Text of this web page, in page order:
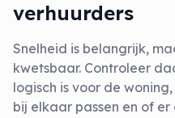
verhuurders
Snelheid is belangrijk,
kwetsbaar. Controleer
logisch is voor de
bij elkaar passen en of